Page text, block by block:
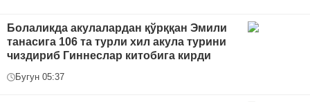
Болаликда акулалардан қўрққан Эмили
танасига 106 та турли хил акула турини
чиздириб Гиннеслар китобига кирди
Бугун 05:37